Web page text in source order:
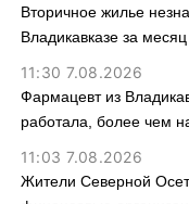
Вторичное жилье
Владикавказе за месяц
11:30 7.08.2026
Фармацевт из
работала, более чем
11:03 7.08.2026
Жители Северной